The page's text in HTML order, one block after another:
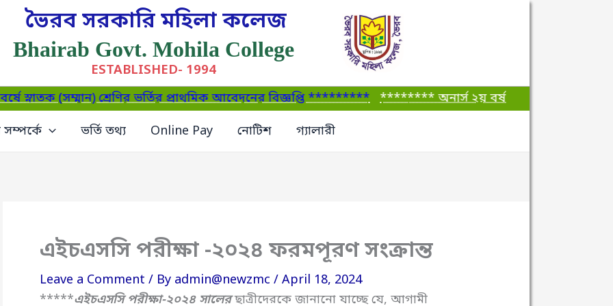
ভৈরব সরকারি মহিলা কলেজ
Bhairab Govt. Mohila College
ESTABLISHED- 1994
(সম্মান) শ্রেণির ভর্তির প্রাথমিক আবেদনের বিজ্ঞপ্তি *********
******** অনার্স ২য় বর্ষ ভর্তির বিজ্ঞপ্তি: ভৈরব
ভর্তি তথ্য Online Pay নোটিশ গ্যালারী
এইচএসসি পরীক্ষা -২০২৪ ফরমপূরণ সংক্রান্ত
Leave a Comment / By admin@newzmc / April 18, 2024
*****এইচএসসি পরীক্ষা-২০২৪ সালেরছাত্রীদেরকে জানানো যাচ্ছে যে, আগামী